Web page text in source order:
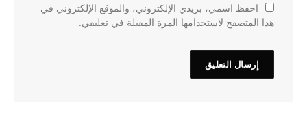
احفظ اسمي، بريدي الإلكتروني، والموقع الإلكتروني في
هذا المتصفح لاستخدامها المرة المقبلة في تعليقي.